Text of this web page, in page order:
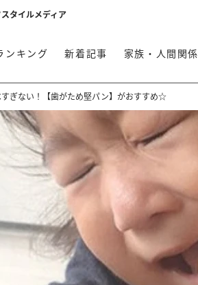
タイルメディア
ンキング 新着記事 家族・人間関係
ぎない！【歯がため堅パン】がおすすめ☆